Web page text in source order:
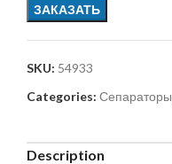
ЗАКАЗАТЬ
SKU: 54933
Categories: Сепараторы
Description